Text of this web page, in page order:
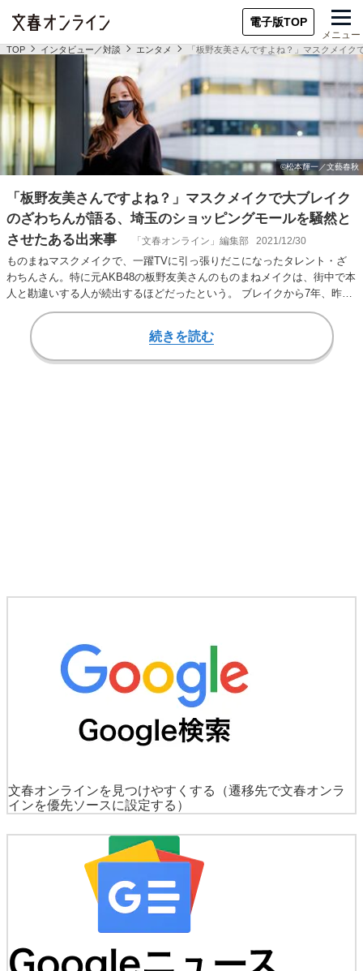
電子版TOP
メニュー
TOP インタビュー／対談 エンタメ 「板野友美さんですよね？」マスクメイ
「板野友美さんですよね？」マスクメイクで大ブレイク
のざわちんが語る、埼玉のショッピングモールを騒然と
させたある出来事
「文春オンライン」編集部 2021/12/30
ものまねマスクメイクで、一躍TVに引っ張りだこになったタレント・ざ
わちんさん。特に元AKB48の板野友美さんのものまねメイクは、街中で本
人と勘違いする人が続出するほどだったという。 ブレイクから7年、昨年
からコロナ…
続きを読む
文春オンラインを見つけやすくする
（遷移先で文春オンラ
インを優先ソースに設定する）